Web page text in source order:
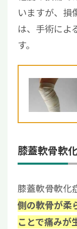
いますが、損
は、手術によ
す。
膝蓋軟骨軟
膝蓋軟骨軟化
側の軟骨が柔
ことで痛みが